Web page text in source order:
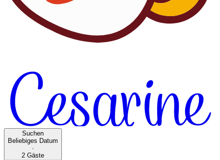
Suchen
Beliebiges Datum
·
2 Gäste